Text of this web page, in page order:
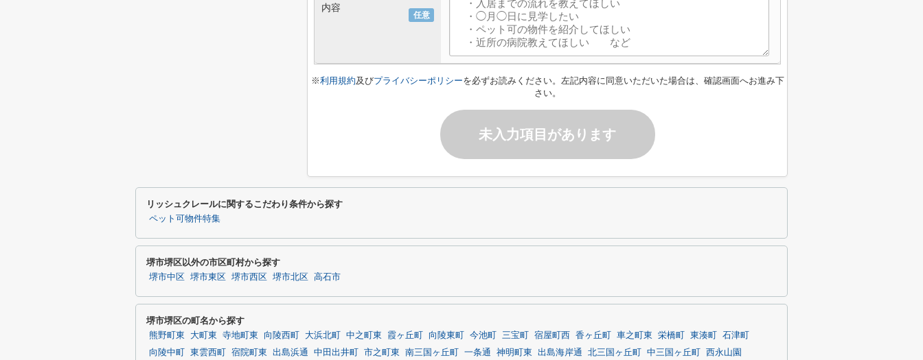
任意
内容
※利用規約及びプライバシーポリシーを必ずお読みください。左記内容に同意いただいた場合は、確認画面へお進み下
さい。
未入力項目があります
リッシュクレールに関するこだわり条件から探す
ペット可物件特集
堺市堺区以外の市区町村から探す
堺市中区 堺市東区 堺市西区 堺市北区 高石市
堺市堺区の町名から探す
熊野町東 大町東 寺地町東 向陵西町 大浜北町 中之町東 霞ヶ丘町 向陵東町 今池町 三宝町 宿屋町西 香ヶ丘町 車之町東 栄橋町 東湊町
石津町
向陵中町
東雲西町 宿院町東 出島浜通 中田出井町 市之町東 南三国ヶ丘町 一条通 神明町東 出島海岸通 北三国ヶ丘町 中三国ヶ丘町
西永山園